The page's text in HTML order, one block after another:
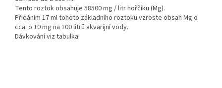
Tento roztok obsahuje 58500 mg / litr hořčíku (Mg).
Přidáním 17 ml tohoto základního roztoku vzroste obsah Mg o
cca. o 10 mg na 100 litrů akvarijní vody.
Dávkování viz tabulka!